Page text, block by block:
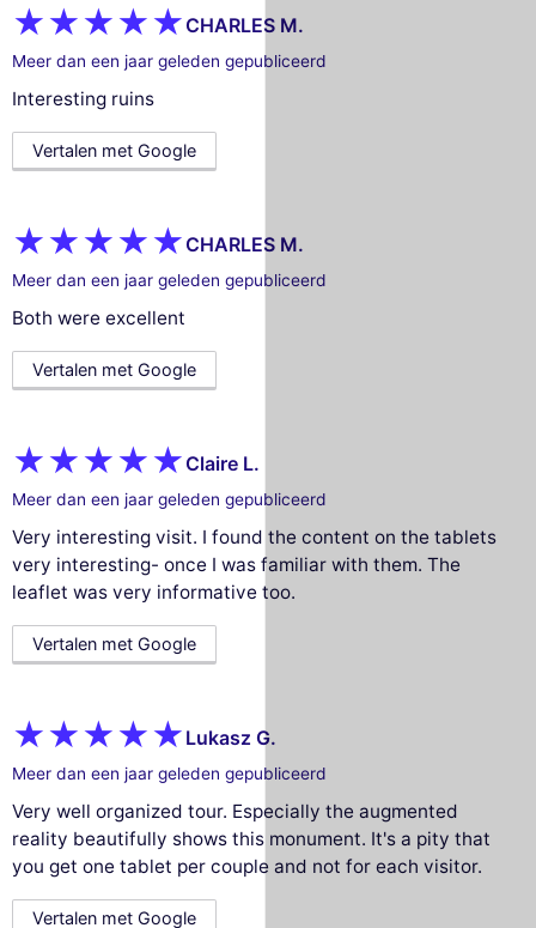
CHARLES M.
Meer dan een jaar geleden gepubliceerd
Interesting ruins
Vertalen met Google
CHARLES M.
Meer dan een jaar geleden gepubliceerd
Both were excellent
Vertalen met Google
Claire L.
Meer dan een jaar geleden gepubliceerd
Very interesting visit. I found the content on the tablets
very interesting- once I was familiar with them. The
leaflet was very informative too.
Vertalen met Google
Lukasz G.
Meer dan een jaar geleden gepubliceerd
Very well organized tour. Especially the augmented
reality beautifully shows this monument. It's a pity that
you get one tablet per couple and not for each visitor.
Vertalen met Google